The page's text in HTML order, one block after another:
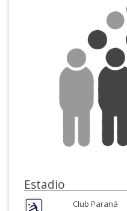
Estadio
Club Paraná